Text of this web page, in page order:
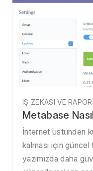
İŞ ZEKASI VE
Metabase
İnternet üstünden
kalması için
yazımızda daha